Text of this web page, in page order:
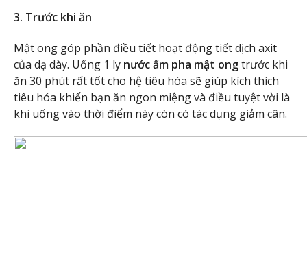
3. Trước khi ăn
Mật ong góp phần điều tiết hoạt động tiết dịch axit
của dạ dày. Uống 1 ly nước ấm pha mật ongtrước khi
ăn 30 phút rất tốt cho hệ tiêu hóa sẽ giúp kích thích
tiêu hóa khiến bạn ăn ngon miệng và điều tuyệt vời là
khi uống vào thời điểm này còn có tác dụng giảm cân.